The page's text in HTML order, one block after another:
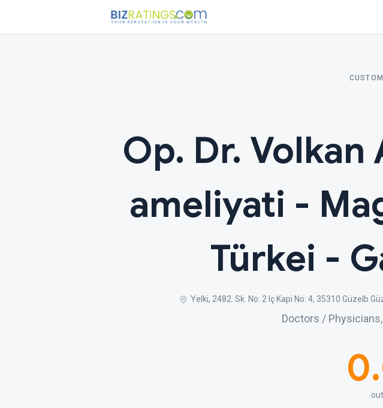
Op. Dr.
ameliyati -
Türkei -
Yelki, 2482. Sk. No: 2 Iç Kapi No: 4, 35310 Güzelb
Doctors /